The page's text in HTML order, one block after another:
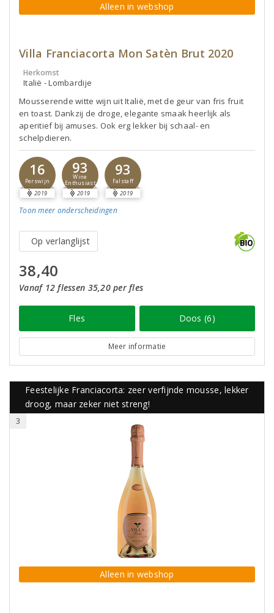
Alleen in webshop
Villa Franciacorta Mon Satèn Brut 2020
Herkomst
Italië - Lombardije
Mousserende witte wijn uit Italië, met de geur van fris fruit
en toast. Dankzij de droge, elegante smaak heerlijk als
aperitief bij amuses. Ook erg lekker bij schaal- en
schelpdieren.
16
Perswijn
2019
93
Wine
Enthusiast
2019
93
Falstaff
2019
Toon meer onderscheidingen
Op verlanglijst
38,40
Vanaf 12 flessen 35,20 per fles
Fles Doos (6)
Meer informatie
Feestelijke Franciacorta: zeer verfijnde mousse, lekker
droog, maar zeker niet streng!
3
Alleen in webshop